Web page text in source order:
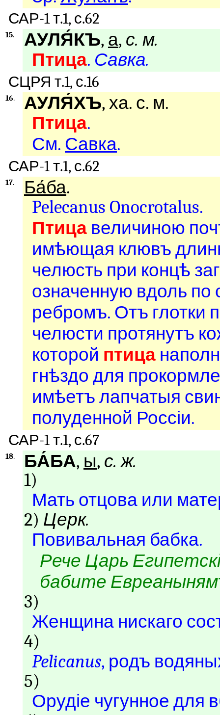
САР-1 т.1, с.62
15. АУЛЯ́КЪ, а, с. м.
Птица. Савка.
СЦРЯ т.1, с.16
16. АУЛЯ́ХЪ, ха. с. м.
Птица.
См. Савка.
САР-1 т.1, с.62
17. Ба́ба.
Pelecanus Onocrotalus.
Птица величиною
имѣющая клювъ
челюсть при концѣ
означенную вдоль
ребромъ. Отъ глотки
челюсти протянутъ
которой птица
гнѣздо для
имѣетъ лапчатыя
полуденной Россіи.
САР-1 т.1, с.67
18. БА́БА, ы, с. ж.
1)
Мать отцова или
2) Церк.
Повивальная бабка.
Рече Царь
бабите
3)
Женщина нискаго
4)
Pelicanus, родъ
5)
Орудіе чугунное для